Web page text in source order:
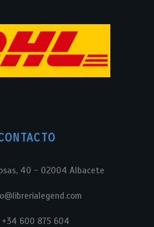
40 - 02004 Albacete
+34 600 875 604